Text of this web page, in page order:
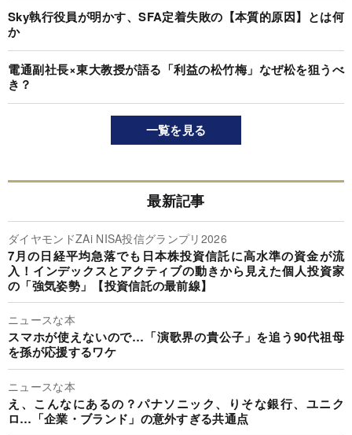
Sky執行役員が明かす、SFA定着失敗の【本質的原因】とは何
か
電通副社長×東大教授が語る「利益の松竹梅」なぜ松を狙うべ
き？
一覧を見る
最新記事
ダイヤモンドZAi NISA投信グランプリ2026
7月の日経平均急落でも日本株投資信託に高水準の資金が流
入！インデックスとアクティブの動きから見えた個人投資家
の「強気姿勢」【投資信託の最前線】
ニュースな本
スマホが使えないので…「演歌界の貴公子」を追う90代祖母
を孫が応援するワケ
ニュースな本
え、こんなにあるの？パナソニック、りそな銀行、ユニク
ロ…「企業・ブランド」の意外すぎる共通点